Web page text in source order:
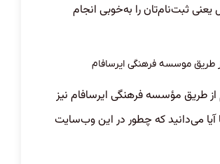
یعنی ثبت‌نام‌تان را به‌خوبی انجام
طریق موسسه فرهنگی ایرسافام
از طریق مؤسسه فرهنگی ایرسافام نیز
آیا می‌دانید که چطور در این وب‌سایت